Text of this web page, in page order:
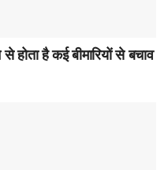
है कई बीमारियों से बचाव